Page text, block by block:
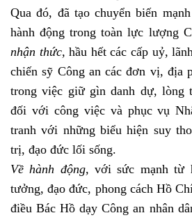
Qua đó, đã tạo chuyển biến
hành động trong toàn lực lượng
nhận thức,hầu hết các cấp uỷ,
chiến sỹ Công an các đơn vị, địa
trong việc giữ gìn danh dự, lòng
đối với công việc và phục vụ
tranh với những biểu hiện suy
trị, đạo đức lối sống.
Về hành động, với sức mạnh từ
tưởng, đạo đức, phong cách Hồ
điều Bác Hồ dạy Công an nhân